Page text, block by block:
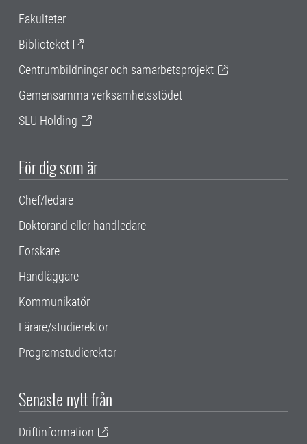
Fakulteter
Biblioteket
Centrumbildningar och samarbetsprojekt
Gemensamma verksamhetsstödet
SLU Holding
För dig som är
Chef/ledare
Doktorand eller handledare
Forskare
Handläggare
Kommunikatör
Lärare/studierektor
Programstudierektor
Senaste nytt från
Driftinformation